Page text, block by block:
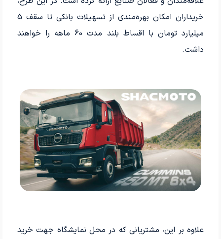
خریداران امکان بهره‌مندی از تسهیلات بانکی تا سقف 5
میلیارد تومان با اقساط بلند مدت 60 ماهه را خواهند
داشت.
علاوه بر این، مشتریانی که در محل نمایشگاه جهت خرید